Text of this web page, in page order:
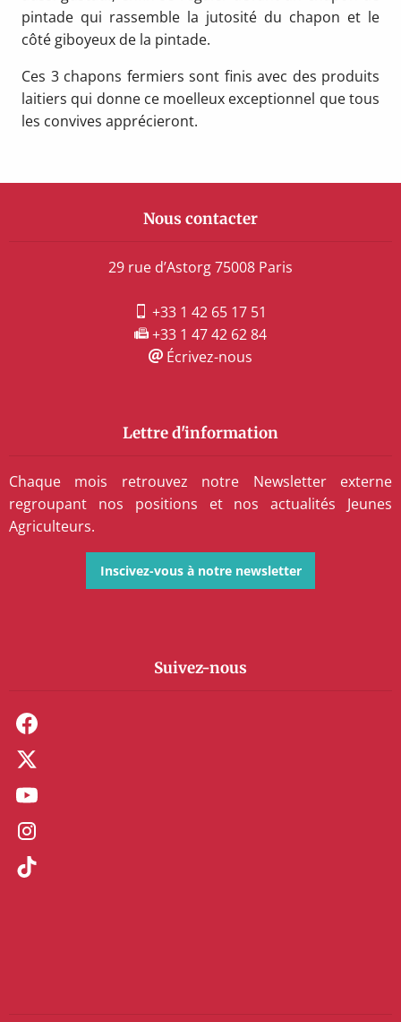
pintade qui rassemble la jutosité du chapon et le
côté giboyeux de la pintade.
Ces 3 chapons fermiers sont finis avec des produits
laitiers qui donne ce moelleux exceptionnel que tous
les convives apprécieront.
Nous contacter
29 rue d’Astorg 75008 Paris
+33 1 42 65 17 51
+33 1 47 42 62 84
Écrivez-nous
Lettre d'information
Chaque mois retrouvez notre Newsletter externe
regroupant nos positions et nos actualités Jeunes
Agriculteurs.
Inscivez-vous à notre newsletter
Suivez-nous